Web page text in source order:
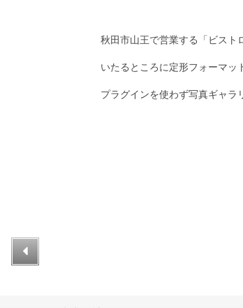
秋田市山王で営業する「ビスト
いたるところに定形フォーマッ
プラグインを使わず写真ギャラ